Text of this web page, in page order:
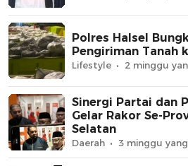
Polres Halsel Bungkam Kasus
Pengiriman Tanah
Lifestyle 2 minggu
Sinergi Partai dan
Gelar Rakor Se-
Selatan
Daerah 3 minggu